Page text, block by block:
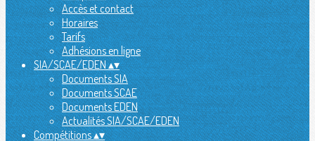
Accès et contact
Horaires
Tarifs
Adhésions en ligne
SIA/SCAE/EDEN▴▾
Documents SIA
Documents SCAE
Documents EDEN
Actualités SIA/SCAE/EDEN
Compétitions▴▾